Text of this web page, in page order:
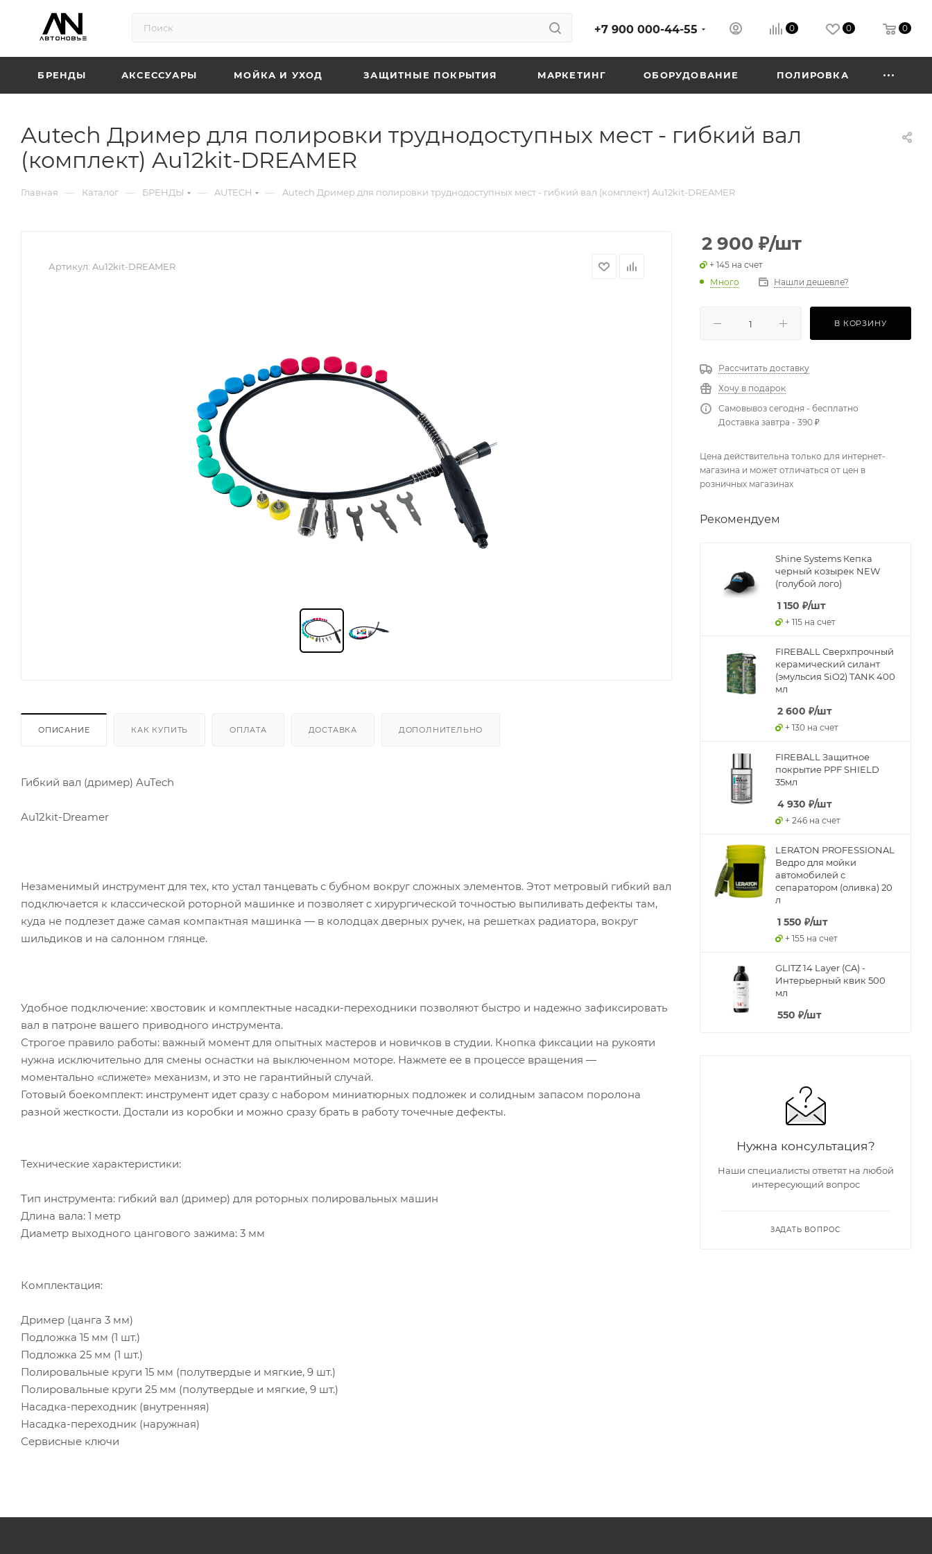
+7 900 000-44-55 0 0 0
БРЕНДЫ АКСЕССУАРЫ МОЙКА И УХОД ЗАЩИТНЫЕ ПОКРЫТИЯ МАРКЕТИНГ ОБОРУДОВАНИЕ ПОЛИРОВКА
Autech Дример для полировки труднодоступных мест - гибкий вал
(комплект) Au12kit-DREAMER
Главная — Каталог — БРЕНДЫ — AUTECH — Autech Дример для полировки труднодоступных мест - гибкий вал (комплект) Au12kit-DREAMER
Артикул: Au12kit-DREAMER
ОПИСАНИЕ КАК КУПИТЬ ОПЛАТА ДОСТАВКА ДОПОЛНИТЕЛЬНО
Гибкий вал (дример) AuTech
Au12kit-Dreamer
Незаменимый инструмент для тех, кто устал танцевать с бубном вокруг сложных элементов. Этот метровый гибкий вал
подключается к классической роторной машинке и позволяет с хирургической точностью выпиливать дефекты там,
куда не подлезет даже самая компактная машинка — в колодцах дверных ручек, на решетках радиатора, вокруг
шильдиков и на салонном глянце.
Удобное подключение: хвостовик и комплектные насадки-переходники позволяют быстро и надежно зафиксировать
вал в патроне вашего приводного инструмента.
Строгое правило работы: важный момент для опытных мастеров и новичков в студии. Кнопка фиксации на рукояти
нужна исключительно для смены оснастки на выключенном моторе. Нажмете ее в процессе вращения —
моментально «слижете» механизм, и это не гарантийный случай.
Готовый боекомплект: инструмент идет сразу с набором миниатюрных подложек и солидным запасом поролона
разной жесткости. Достали из коробки и можно сразу брать в работу точечные дефекты.
Технические характеристики:
Тип инструмента: гибкий вал (дример) для роторных полировальных машин
Длина вала: 1 метр
Диаметр выходного цангового зажима: 3 мм
Комплектация:
Дример (цанга 3 мм)
Подложка 15 мм (1 шт.)
Подложка 25 мм (1 шт.)
Полировальные круги 15 мм (полутвердые и мягкие, 9 шт.)
Полировальные круги 25 мм (полутвердые и мягкие, 9 шт.)
Насадка-переходник (внутренняя)
Насадка-переходник (наружная)
Сервисные ключи
2 900 ₽/шт
+ 145 на счет
Много
Нашли дешевле?
В КОРЗИНУ
Рассчитать доставку
Хочу в подарок
Самовывоз сегодня - бесплатно
Доставка завтра - 390 ₽
Цена действительна только для интернет-
магазина и может отличаться от цен в
розничных магазинах
Рекомендуем
Shine Systems Кепка
черный козырек NEW
(голубой лого)
1 150 ₽/шт
+ 115 на счет
FIREBALL Сверхпрочный
керамический силант
(эмульсия SiO2) TANK 400
мл
2 600 ₽/шт
+ 130 на счет
FIREBALL Защитное
покрытие PPF SHIELD
35мл
4 930 ₽/шт
+ 246 на счет
LERATON PROFESSIONAL
Ведро для мойки
автомобилей с
сепаратором (оливка) 20
л
1 550 ₽/шт
+ 155 на счет
GLITZ 14 Layer (CA) -
Интерьерный квик 500
мл
550 ₽/шт
Нужна консультация?
Наши специалисты ответят на любой
интересующий вопрос
ЗАДАТЬ ВОПРОС